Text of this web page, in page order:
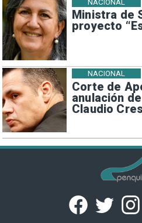
Ministra de
proyecto
NACIONAL
Corte de
anulación
Claudio
NACIONAL